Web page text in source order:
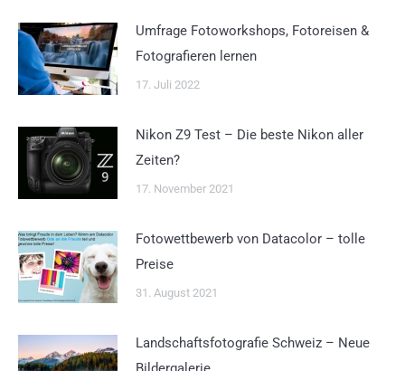
Umfrage Fotoworkshops, Fotoreisen &
Fotografieren lernen
17. Juli 2022
Nikon Z9 Test – Die beste Nikon aller
Zeiten?
17. November 2021
Fotowettbewerb von Datacolor – tolle
Preise
31. August 2021
Landschaftsfotografie Schweiz – Neue